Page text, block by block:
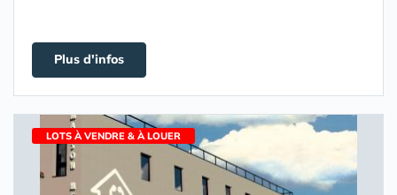
Plus d'infos
LOTS À VENDRE & À LOUER